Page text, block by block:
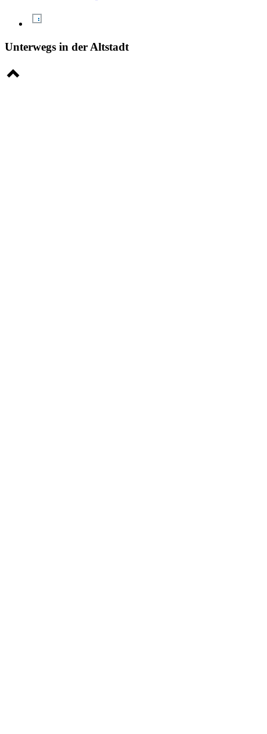
Unterwegs in der Altstadt